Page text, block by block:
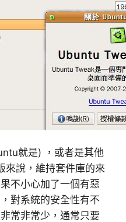
就是) ，或者是其他
來說，維持套件庫的來
不小心加了一個有惡
對系統的安全性有不
常非常少，通常只要